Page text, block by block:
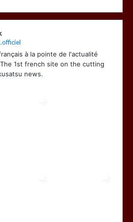
à la pointe de l'actualité
1st french site on the cutting
news.